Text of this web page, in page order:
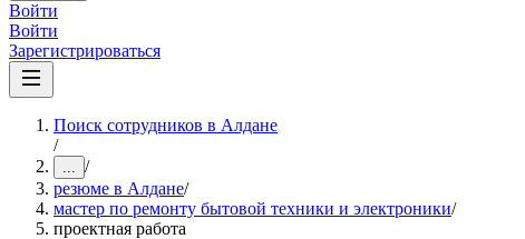
Войти
Войти
Зарегистрироваться
Поиск сотрудников в Алдане
/
... /
резюме в Алдане/
мастер по ремонту бытовой техники и электроники/
проектная работа